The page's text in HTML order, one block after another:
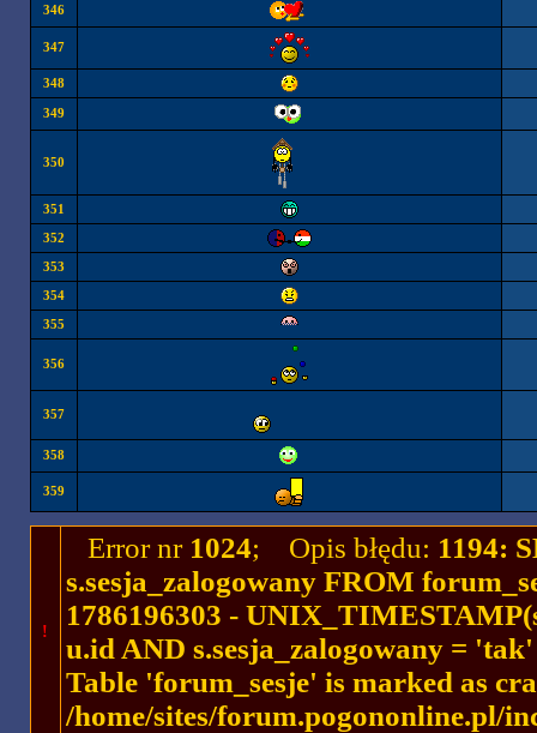
346
347
348
349
350
351
352
353
354
355
356
357
358
359
!
Error nr 1024; Opis błędu: 1194:
s.sesja_zalogowany FROM
1786196303 -
u.id AND s.sesja_zalogowany =
Table 'forum_sesje' is marked as
/home/sites/forum.pogononline.pl/